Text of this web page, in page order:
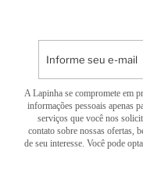
A Lapinha se compromete em
informações pessoais apenas
serviços que você nos
contato sobre nossas ofertas,
de seu interesse. Você pode